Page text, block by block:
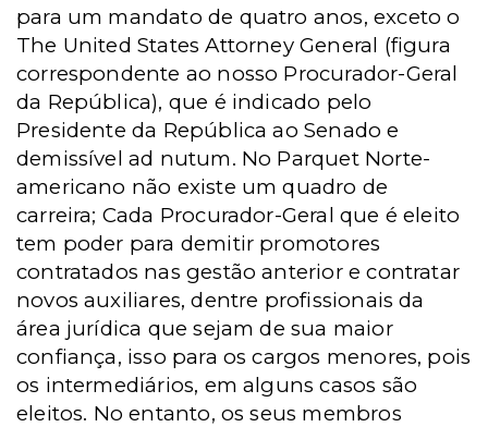
para um mandato de quatro anos, exceto o
The United States Attorney General (figura
correspondente ao nosso Procurador-Geral
da República), que é indicado pelo
Presidente da República ao Senado e
demissível ad nutum. No Parquet Norte-
americano não existe um quadro de
carreira; Cada Procurador-Geral que é eleito
tem poder para demitir promotores
contratados nas gestão anterior e contratar
novos auxiliares, dentre profissionais da
área jurídica que sejam de sua maior
confiança, isso para os cargos menores, pois
os intermediários, em alguns casos são
eleitos. No entanto, os seus membros